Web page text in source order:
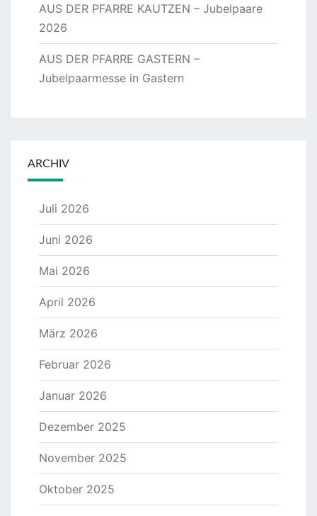
AUS DER PFARRE KAUTZEN – Jubelpaare
2026
AUS DER PFARRE GASTERN –
Jubelpaarmesse in Gastern
ARCHIV
Juli 2026
Juni 2026
Mai 2026
April 2026
März 2026
Februar 2026
Januar 2026
Dezember 2025
November 2025
Oktober 2025